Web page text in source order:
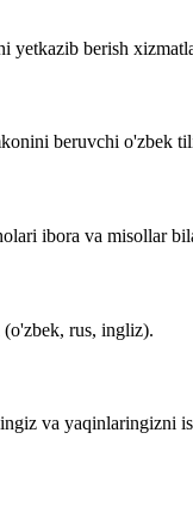
yetkazib berish
beruvchi o'zbek
ibora va misollar
rus, ingliz).
va yaqinlaringizni